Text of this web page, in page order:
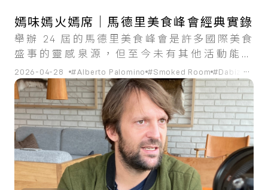
嫣味嫣火嫣席｜馬德里美食峰會經典實錄
舉辦 24 屆的馬德里美食峰會是許多國際美食
盛事的靈感泉源，但至今未有其他活動能如
Madrid Fusion，做到集合名廚演講、美食論
壇、烹飪示範、廚藝比賽、美食美酒展覽、旅
遊局商業推廣、食品貿易商談於一身。
2026-04-28 #Alberto Palomino #Smoked Room #Dabiz ...